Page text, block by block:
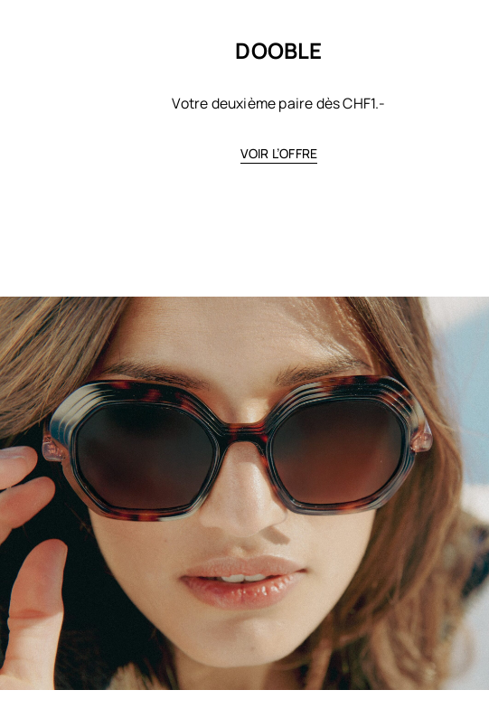
DOOBLE
Votre deuxième paire dès CHF1.-
VOIR L’OFFRE